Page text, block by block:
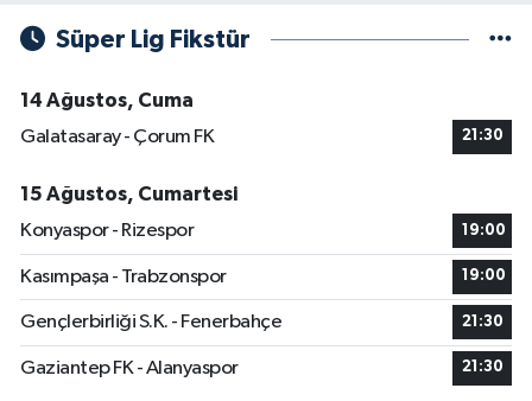
Süper Lig Fikstür
14 Ağustos, Cuma
Galatasaray - Çorum FK
21:30
15 Ağustos, Cumartesi
Konyaspor - Rizespor
19:00
Kasımpaşa - Trabzonspor 19:00
Gençlerbirliği S.K. - Fenerbahçe 21:30
Gaziantep FK - Alanyaspor 21:30